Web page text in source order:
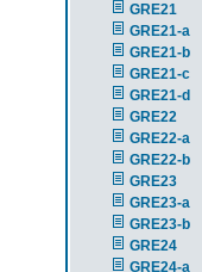
GRE21
GRE21-a
GRE21-b
GRE21-c
GRE21-d
GRE22
GRE22-a
GRE22-b
GRE23
GRE23-a
GRE23-b
GRE24
GRE24-a